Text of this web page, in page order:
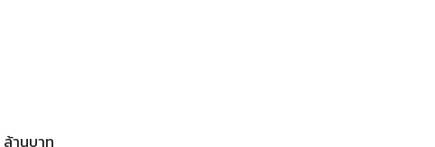
ล้านบาท